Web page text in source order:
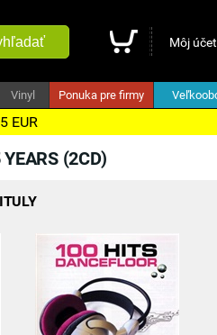
Môj účet
Vinyl Ponuka pre firmy
EUR
(2CD)